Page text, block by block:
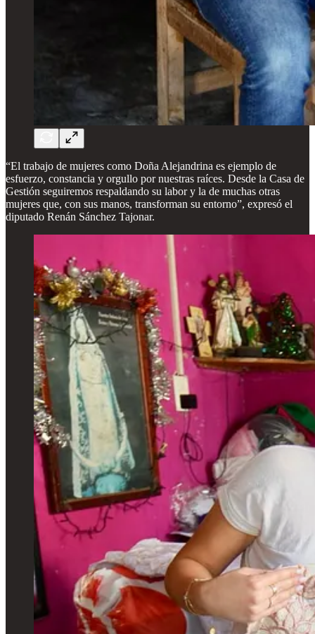
“El trabajo de mujeres como Doña Alejandrina es ejemplo de
esfuerzo, constancia y orgullo por nuestras raíces. Desde la Casa de
Gestión seguiremos respaldando su labor y la de muchas otras
mujeres que, con sus manos, transforman su entorno”, expresó el
diputado Renán Sánchez Tajonar.